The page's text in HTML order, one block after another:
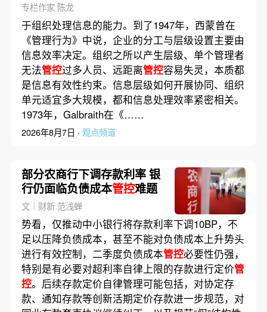
专栏作家 陈龙
于组织处理信息的能力。到了1947年，西蒙曾在
《管理行为》中说，企业的分工与层级设置主要由
信息效率决定。组织之所以产生层级、单个管理者
无法管控过多人员、远距离管控容易失灵，本质都
是信息有效性约束。信息层级如何开展协同、组织
单元适宜多大规模，都和信息处理效率紧密相关。
1973年，Galbraith在《……
2026年8月7日 · 观点频道
部分农商行下调存款利率 银
行仍面临负债成本管控难题
文｜财新 范浅蝉
势看，仅推动中小银行将存款利率下调10BP，不
足以压降负债成本，甚至不能对负债成本上升势头
进行有效控制，二季度负债成本管控必要性仍强，
特别是有必要对超利率自律上限的存款进行定价管
控。后续存款定价自律管理可能包括，对协定存
款、通知存款等创新活期定价存款进一步规范，对